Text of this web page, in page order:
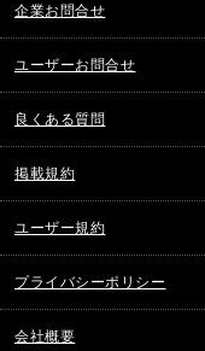
企業お問合せ
ユーザーお問合せ
良くある質問
掲載規約
ユーザー規約
プライバシーポリシー
会社概要